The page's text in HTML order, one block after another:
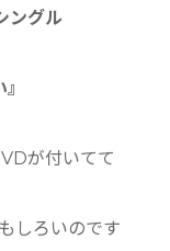
グル
が付いてて
しろいのです